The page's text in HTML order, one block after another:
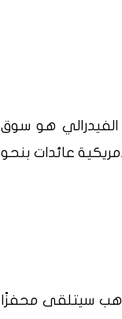
الفيدرالي هو سوق
عائدات بنحو
سيتلقى محفزًا